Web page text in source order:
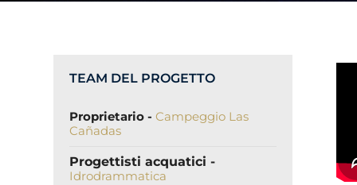
TEAM DEL PROGETTO
Proprietario -Campeggio Las
Cañadas
Progettisti acquatici -
Idrodrammatica